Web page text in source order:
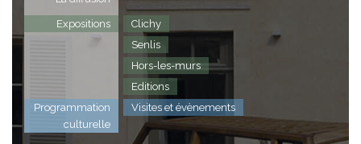
Expositions
Clichy
Senlis
Hors-les-murs
Editions
Programmation
culturelle
Visites et évènements